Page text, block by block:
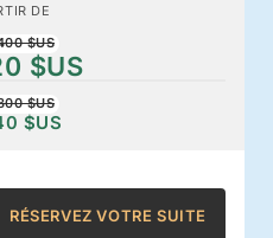
DE
$US
$US
$US
$US
RÉSERVEZ VOTRE SUITE